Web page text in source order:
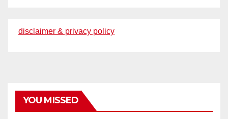
disclaimer & privacy policy
YOU MISSED